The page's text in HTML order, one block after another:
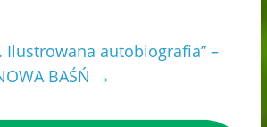
Ilustrowana autobiografia” –
BAŚŃ →